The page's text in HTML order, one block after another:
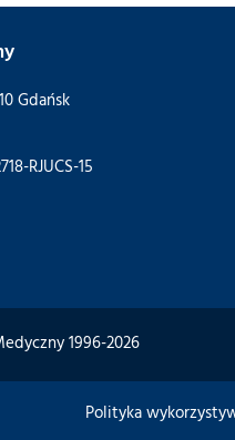
Gdańsk
RJUCS-15
1996-2026
Polityka